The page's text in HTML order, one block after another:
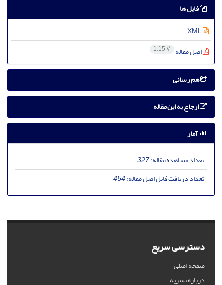
فایل ها
اصل مقاله 1.15 M
هم رسانی
ارجاع به این مقاله
آمار
تعداد مشاهده مقاله:327
تعداد دریافت فایل اصل مقاله:454
دسترسی سریع
صفحه اصلی
درباره نشریه